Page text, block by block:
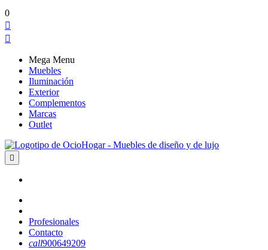
0


Mega Menu
Muebles
Iluminación
Exterior
Complementos
Marcas
Outlet

Profesionales
Contacto
call900649209